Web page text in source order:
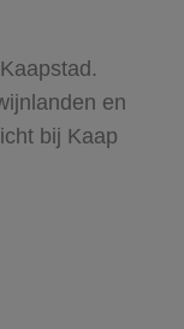
en
bij Kaap